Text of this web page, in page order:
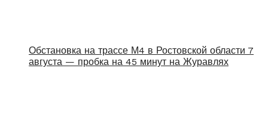
Обстановка на трассе М4 в Ростовской области 7
августа — пробка на 45 минут на Журавлях